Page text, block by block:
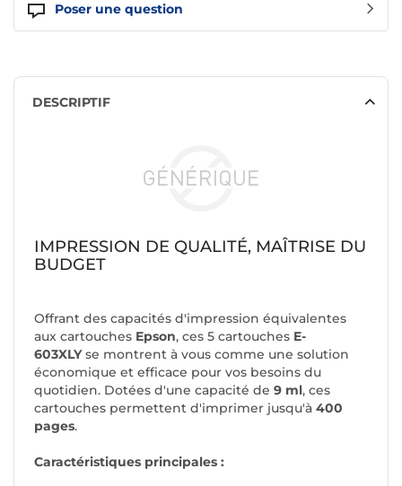
Poser une question
DESCRIPTIF
IMPRESSION DE QUALITÉ, MAÎTRISE DU
BUDGET
Offrant des capacités d'impression équivalentes
aux cartouches Epson, ces 5 cartouches E-
603XLYse montrent à vous comme une solution
économique et efficace pour vos besoins du
quotidien. Dotées d'une capacité de 9 ml, ces
cartouches permettent d'imprimer jusqu'à 400
pages.
Caractéristiques principales :